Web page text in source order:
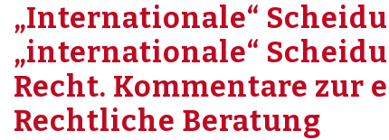
„Internationale“
„internationale“
Recht. Kommentare zur
Rechtliche Beratung